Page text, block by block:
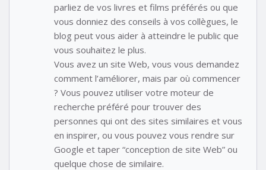
parliez de vos livres et films préférés ou que
vous donniez des conseils à vos collègues, le
blog peut vous aider à atteindre le public que
vous souhaitez le plus.
Vous avez un site Web, vous vous demandez
comment l’améliorer, mais par où commencer
? Vous pouvez utiliser votre moteur de
recherche préféré pour trouver des
personnes qui ont des sites similaires et vous
en inspirer, ou vous pouvez vous rendre sur
Google et taper “conception de site Web” ou
quelque chose de similaire.